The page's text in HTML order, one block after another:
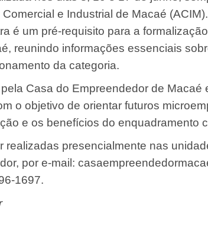
e Industrial de Macaé (ACIM).
é um pré-requisito para a
reunindo informações essenciais
da categoria.
Casa do Empreendedor de Macaé
o objetivo de orientar futuros
e os benefícios do enquadramento
realizadas presencialmente nas
por e-mail:
1697.